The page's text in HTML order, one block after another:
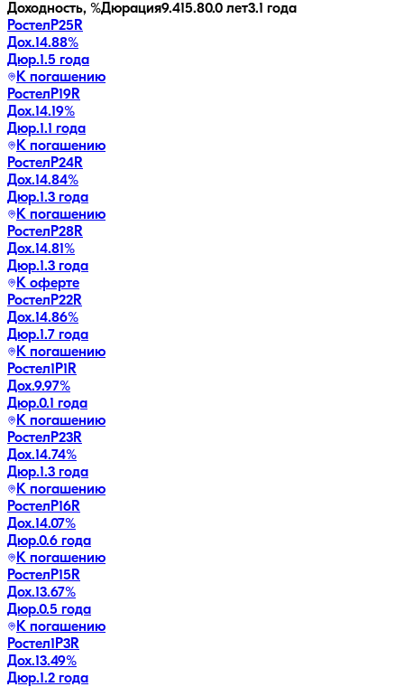
Доходность, %Дюрация9.415.80.0 лет3.1 года
РостелP25R
Дох.14.88%
Дюр.1.5 года
К погашению
РостелP19R
Дох.14.19%
Дюр.1.1 года
К погашению
РостелP24R
Дох.14.84%
Дюр.1.3 года
К погашению
РостелP28R
Дох.14.81%
Дюр.1.3 года
К оферте
РостелP22R
Дох.14.86%
Дюр.1.7 года
К погашению
Ростел1P1R
Дох.9.97%
Дюр.0.1 года
К погашению
РостелP23R
Дох.14.74%
Дюр.1.3 года
К погашению
РостелP16R
Дох.14.07%
Дюр.0.6 года
К погашению
РостелP15R
Дох.13.67%
Дюр.0.5 года
К погашению
Ростел1P3R
Дох.13.49%
Дюр.1.2 года